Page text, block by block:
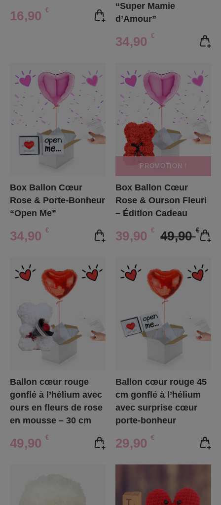
16,90 €
“Super Mamie
d’Amour”
34,90 €
Box Ballon Cœur
Rose & Porte-Bonheur
“Open Me”
34,90 €
PROMOTION !
Box Ballon Cœur
Rose & Ourson Fleuri
– Édition Cadeau
39,90 € 49,90€
Ballon cœur rouge
gonflé à l’hélium avec
ours en fleurs de rose
en mousse – 30 cm
49,90 €
Ballon cœur rouge 45
cm gonflé à l’hélium
avec surprise cœur
porte-bonheur
29,90 €